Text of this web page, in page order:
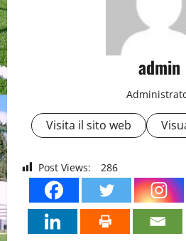
admin
Visita il sito web
Post Views: 286